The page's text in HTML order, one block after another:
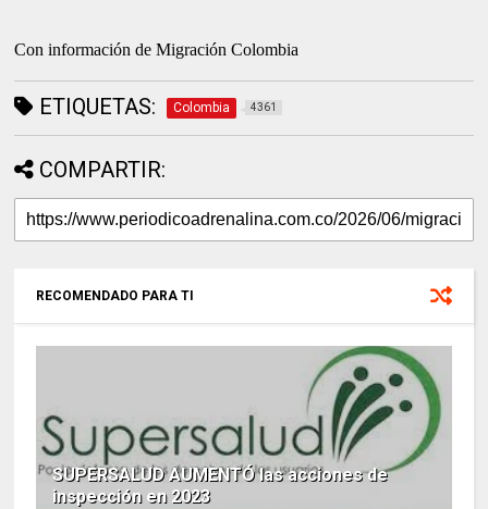
Con información de Migración Colombia
ETIQUETAS: Colombia 4361
COMPARTIR:
RECOMENDADO PARA TI
SUPERSALUD AUMENTÓ las acciones de
inspección en 2023